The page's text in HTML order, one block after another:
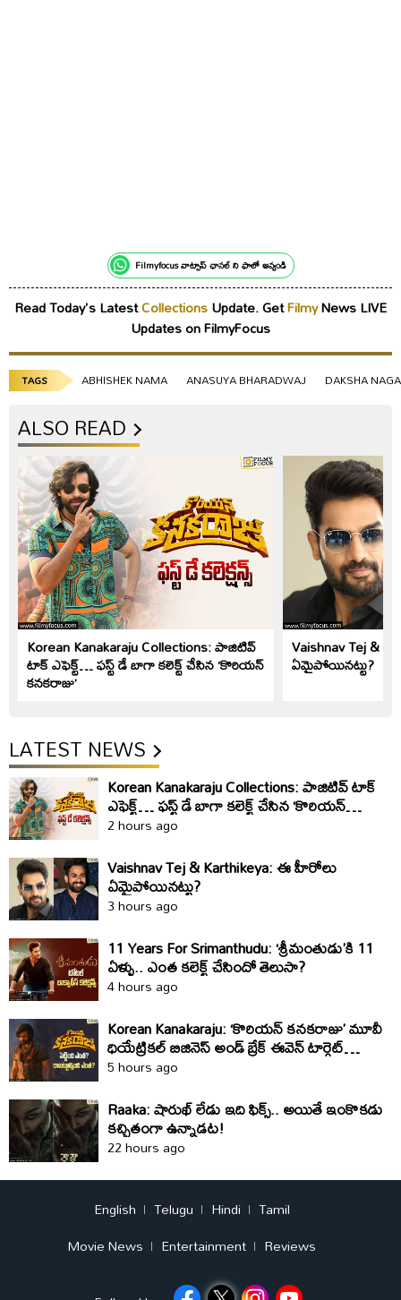
Filmyfocus వాట్సాప్ ఛానల్ ని ఫాలో అవ్వండి
Read Today's LatestCollectionsUpdate. GetFilmyNews LIVE
Updates on FilmyFocus
TAGS ABHISHEK NAMA ANASUYA BHARADWAJ DAKSHA
ALSO READ
Korean Kanakaraju Collections: పాజిటివ్
టాక్ ఎఫెక్ట్… ఫస్ట్ డే బాగా కలెక్ట్ చేసిన ‘కొరియన్
కనకరాజు’
Vaishnav Tej &
ఏమైపోయినట్టు?
LATEST NEWS
Korean Kanakaraju Collections: పాజిటివ్ టాక్
ఎఫెక్ట్… ఫస్ట్ డే బాగా కలెక్ట్ చేసిన ‘కొరియన్
కనకరాజు’
2 hours ago
Vaishnav Tej & Karthikeya: ఈ హీరోలు
ఏమైపోయినట్టు?
3 hours ago
11 Years For Srimanthudu: ‘శ్రీమంతుడు’కి 11
ఏళ్ళు.. ఎంత కలెక్ట్ చేసిందో తెలుసా?
4 hours ago
Korean Kanakaraju: ‘కొరియన్ కనకరాజు’ మూవీ
ధియేట్రికల్ బిజినెస్ అండ్ బ్రేక్ ఈవెన్ టార్గెట్
డీటెయిల్స్
5 hours ago
Raaka: షారుఖ్‌ లేడు ఇది ఫిక్స్‌.. అయితే ఇంకొకడు
కచ్చితంగా ఉన్నాడట!
22 hours ago
English Telugu Hindi
Tamil
Movie News
Entertainment Reviews